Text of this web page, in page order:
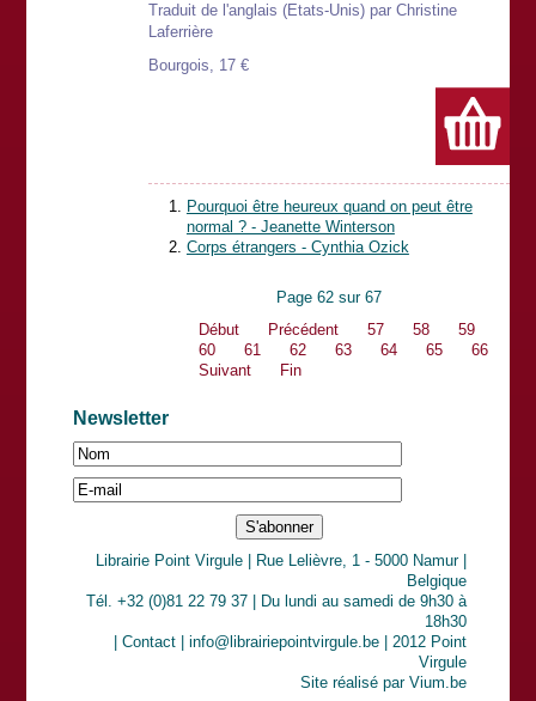
Traduit de l'anglais (Etats-Unis) par Christine
Laferrière
Bourgois, 17 €
Pourquoi être heureux quand on peut être
normal ? - Jeanette Winterson
Corps étrangers - Cynthia Ozick
Page 62 sur 67
Début
Précédent 57 58
59
60
61 62 63 64 65
66
Suivant
Fin
Newsletter
Librairie Point Virgule | Rue Lelièvre, 1 - 5000 Namur |
Belgique
Tél. +32 (0)81 22 79 37 | Du lundi au samedi de 9h30 à
18h30
|Contact | info@librairiepointvirgule.be | 2012 Point
Virgule
Site réalisé parVium.be